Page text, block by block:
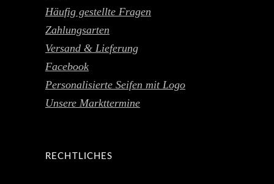
Häufig gestellte Fragen
Zahlungsarten
Versand & Lieferung
Facebook
Personalisierte Seifen mit Logo
Unsere Markttermine
RECHTLICHES